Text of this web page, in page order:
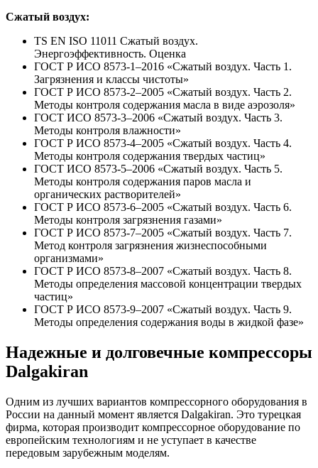
Сжатый воздух:
ТS EN ISO 11011 Сжатый воздух.
Энергоэффективность. Оценка
ГОСТ Р ИСО 8573-1–2016 «Сжатый воздух. Часть 1.
Загрязнения и классы чистоты»
ГОСТ Р ИСО 8573-2–2005 «Сжатый воздух. Часть 2.
Методы контроля содержания масла в виде аэрозоля»
ГОСТ ИСО 8573-3–2006 «Сжатый воздух. Часть 3.
Методы контроля влажности»
ГОСТ Р ИСО 8573-4–2005 «Сжатый воздух. Часть 4.
Методы контроля содержания твердых частиц»
ГОСТ ИСО 8573-5–2006 «Сжатый воздух. Часть 5.
Методы контроля содержания паров масла и
органических растворителей»
ГОСТ Р ИСО 8573-6–2005 «Сжатый воздух. Часть 6.
Методы контроля загрязнения газами»
ГОСТ Р ИСО 8573-7–2005 «Сжатый воздух. Часть 7.
Метод контроля загрязнения жизнеспособными
организмами»
ГОСТ Р ИСО 8573-8–2007 «Сжатый воздух. Часть 8.
Методы определения массовой концентрации твердых
частиц»
ГОСТ Р ИСО 8573-9–2007 «Сжатый воздух. Часть 9.
Методы определения содержания воды в жидкой фазе»
Надежные и долговечные компрессоры
Dalgakiran
Одним из лучших вариантов компрессорного оборудования в
России на данный момент является Dalgakiran. Это турецкая
фирма, которая производит компрессорное оборудование по
европейским технологиям и не уступает в качестве
передовым зарубежным моделям.